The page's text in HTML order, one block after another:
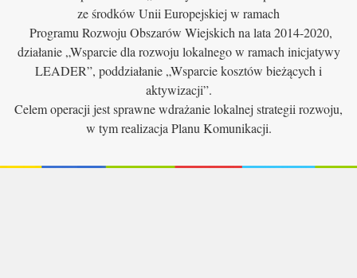
ze środków Unii Europejskiej w ramach
Programu Rozwoju Obszarów Wiejskich na lata 2014-2020,
działanie „Wsparcie dla rozwoju lokalnego w ramach inicjatywy
LEADER”, poddziałanie „Wsparcie kosztów bieżących i
aktywizacji”.
Celem operacji jest sprawne wdrażanie lokalnej strategii rozwoju,
w tym realizacja Planu Komunikacji.